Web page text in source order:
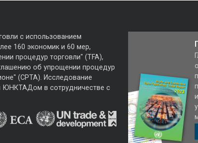
с использованием
160 экономик и 60 мер,
процедур торговли" (TFA),
об упрощении процедур
(CPTA). Исследование
ЮНКТАДом в сотрудничестве с